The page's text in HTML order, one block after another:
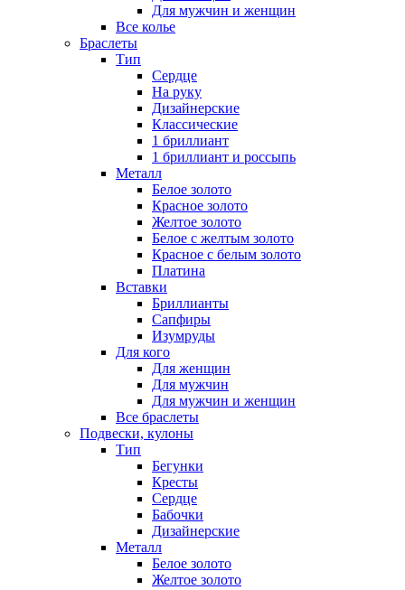
Для мужчин и женщин
Все колье
Браслеты
Тип
Сердце
На руку
Дизайнерские
Классические
1 бриллиант
1 бриллиант и россыпь
Металл
Белое золото
Красное золото
Желтое золото
Белое с желтым золото
Красное с белым золото
Платина
Вставки
Бриллианты
Сапфиры
Изумруды
Для кого
Для женщин
Для мужчин
Для мужчин и женщин
Все браслеты
Подвески, кулоны
Тип
Бегунки
Кресты
Сердце
Бабочки
Дизайнерские
Металл
Белое золото
Желтое золото